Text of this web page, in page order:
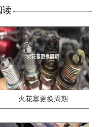
读
火花塞更换周期